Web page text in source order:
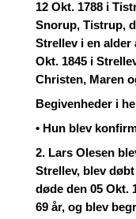
12 Okt. 1788 i
Snorup, Tistrup,
Strellev i en alder
Okt. 1845 i
Christen, Maren
Begivenheder i
• Hun blev
2. Lars Olesen
Strellev, blev
døde den 05 Okt.
69 år, og blev